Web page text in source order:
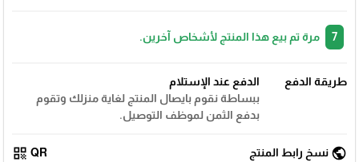
مرة تم بيع هذا المنتج لأشخاص آخرين.
طريقة الدفع
الدفع عند الإستلام
ببساطة نقوم بايصال المنتج لغاية منزلك وتقوم
بدفع الثمن لموظف التوصيل.
public نسخ رابط المنتج QR
qr_code